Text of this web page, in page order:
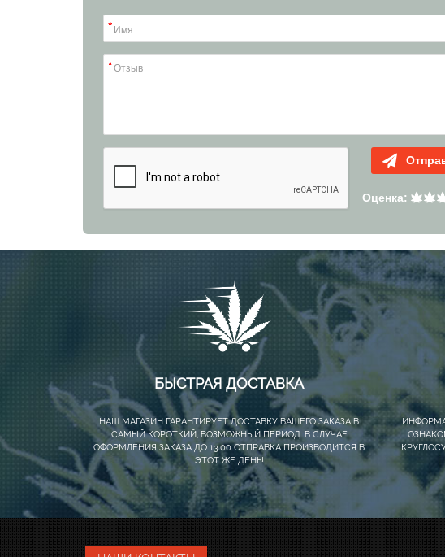
Оценка:
БЫСТРАЯ ДОСТАВКА
НАШ МАГАЗИН ГАРАНТИРУЕТ ДОСТАВКУ ВАШЕГО ЗАКАЗА В
САМЫЙ КОРОТКИЙ, ВОЗМОЖНЫЙ ПЕРИОД. В СЛУЧАЕ
ОФОРМЛЕНИЯ ЗАКАЗА ДО 13.00 ОТПРАВКА ПРОИЗВОДИТСЯ В
ЭТОТ ЖЕ ДЕНЬ!